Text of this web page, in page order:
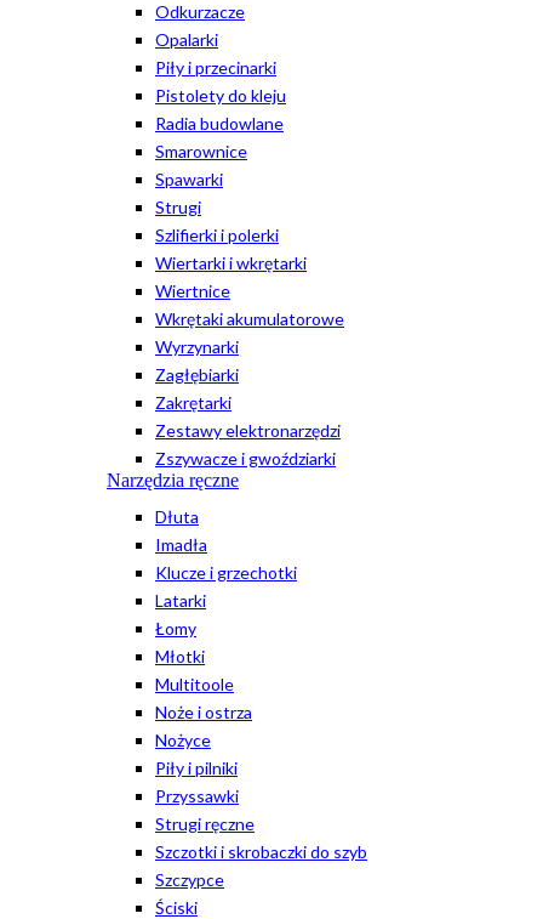
Odkurzacze
Opalarki
Piły i przecinarki
Pistolety do kleju
Radia budowlane
Smarownice
Spawarki
Strugi
Szlifierki i polerki
Wiertarki i wkrętarki
Wiertnice
Wkrętaki akumulatorowe
Wyrzynarki
Zagłębiarki
Zakrętarki
Zestawy elektronarzędzi
Zszywacze i gwoździarki
Narzędzia ręczne
Dłuta
Imadła
Klucze i grzechotki
Latarki
Łomy
Młotki
Multitoole
Noże i ostrza
Nożyce
Piły i pilniki
Przyssawki
Strugi ręczne
Szczotki i skrobaczki do szyb
Szczypce
Ściski